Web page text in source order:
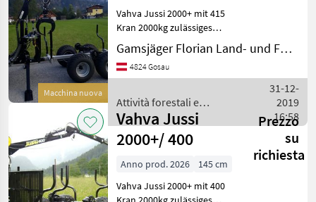
PERCORSO
ATTUALE
Settore
forestale
Attivita
Forestali E
Lavorazione
Rimorchi
Forestali
Vahva
Jussi
SCEGLI
Reimposta
Mostra
2
risultati
Macchina nuova
Vahva Jussi 2000+ mit 415
Kran 2000kg zulässiges
Gesamtgewicht mit
Auflaufbremse, und 2
Runkenbänke.
Teleskop 4, 15m, 300/65-12
Bereifung mit Tra
Gamsjäger Florian Land- und Forsttechnik
4824 Gosau
Attività forestali e
lavorazione del legno /
Vahva Jussi
31-12-
2019
16:58
Vahva Jussi
2000+/ 400
Prezzo
su
richiesta
Anno prod. 2026
145 cm
Vahva Jussi 2000+ mit 400